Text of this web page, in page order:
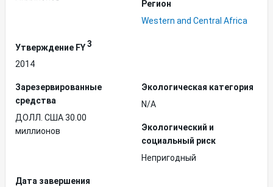
Регион
Western and Central Africa
Утверждение FY3
2014
Зарезервированные
средства
ДОЛЛ. США 30.00
миллионов
Экологическая категория
N/A
Экологический и
социальный риск
Непригодный
Дата завершения